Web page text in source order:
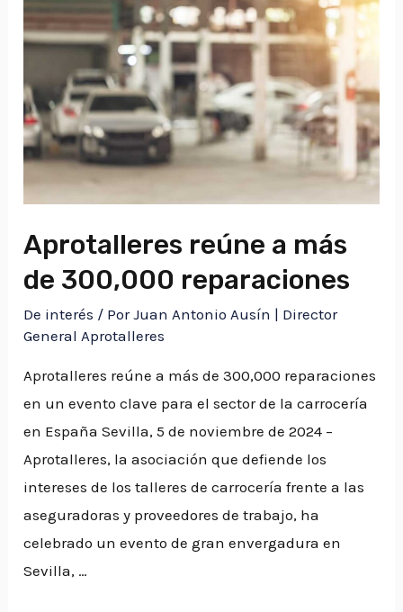
mesa
de
sabios
EFIAUTO
2024​
Aprotalleres reúne a más
de 300,000 reparaciones
De interés / PorJuan Antonio Ausín | Director
General Aprotalleres
Aprotalleres reúne a más de 300,000 reparaciones
en un evento clave para el sector de la carrocería
en España Sevilla, 5 de noviembre de 2024 –
Aprotalleres, la asociación que defiende los
intereses de los talleres de carrocería frente a las
aseguradoras y proveedores de trabajo, ha
celebrado un evento de gran envergadura en
Sevilla, …